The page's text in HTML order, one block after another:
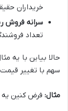
خریداران
سرانه فروش
تعداد
حالا بیاین با یه
سهم با تغییر قیمت
مثال: فرض کنین یه